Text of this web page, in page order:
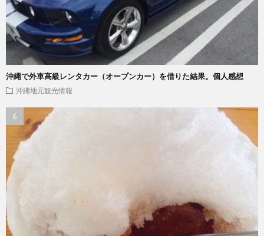
沖縄で外車高級レンタカー（オープンカー）を借りた結果。個人感想
沖縄地元観光情報